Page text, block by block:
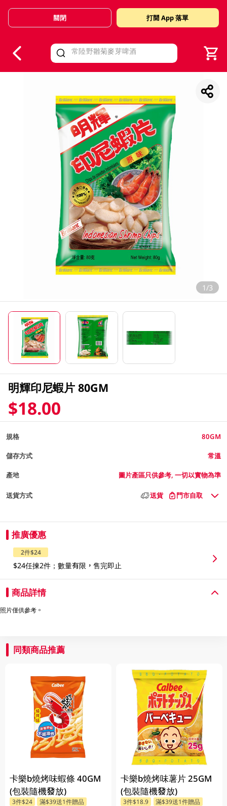
Valid Until 30 June 2026
關閉 打開 App 落單
1/3
明輝印尼蝦片 80GM
$18.00
規格 80GM
儲存方式 常溫
產地 圖片產區只供參考, 一切以實物為準
送貨方式 送貨 門市自取
推廣優惠
2件$24
$24任揀2件；數量有限，售完即止
商品詳情
照片僅供參考。
同類商品推薦
卡樂b燒烤味蝦條 40GM
(包裝隨機發放)
3件$24 滿$39送1件贈品
卡樂b燒烤味薯片 25GM
(包裝隨機發放)
3件$18.9 滿$39送1件贈品